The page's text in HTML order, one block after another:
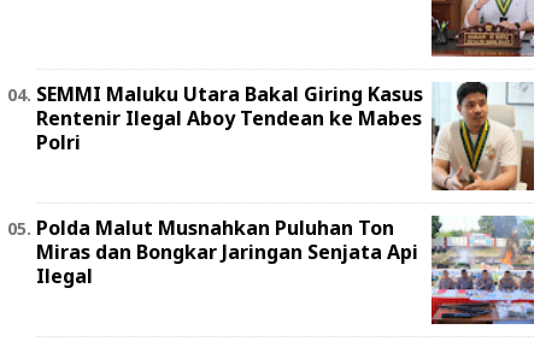
SEMMI Maluku Utara Bakal Giring Kasus
Rentenir Ilegal Aboy Tendean ke Mabes
Polri
Polda Malut Musnahkan Puluhan Ton
Miras dan Bongkar Jaringan Senjata Api
Ilegal